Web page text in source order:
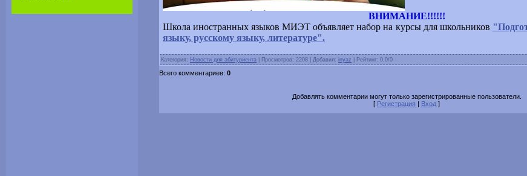
ВНИМАНИЕ!!!!!!
Школа иностранных языков МИЭТ объявляет набор на курсы для школьников
языку, русскому языку, литературе".
Категория: Новости для абитуриента | Просмотров: 2208 | Добавил: inyaz | Рейтинг: 0.0/0
Всего комментариев: 0
Добавлять комментарии могут только зарегистрированные пользователи.
[ Регистрация | Вход ]